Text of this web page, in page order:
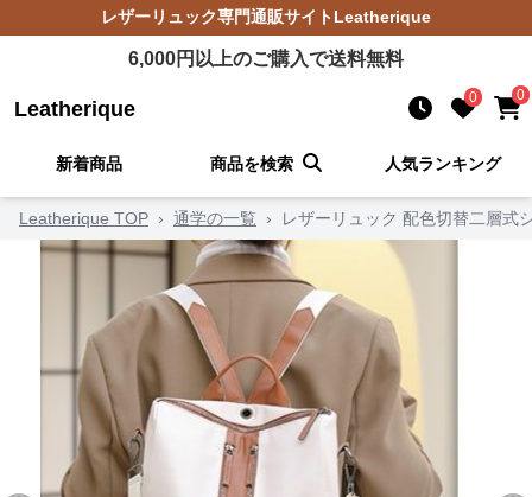
レザーリュック専門通販サイトLeatherique
6,000円以上のご購入で送料無料
Leatherique 0 0
新着商品 商品を検索 人気ランキング
Leatherique TOP › 通学の一覧 › レザーリュック 配色切替二層